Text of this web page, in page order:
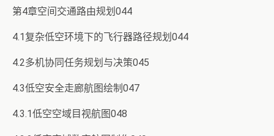
第4章空间交通路由规划044
4.1复杂低空环境下的飞行器路径规划044
4.2多机协同任务规划与决策045
4.3低空安全走廊航图绘制047
4.3.1低空空域目视航图048